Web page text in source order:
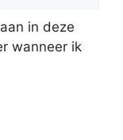
in deze
wanneer ik